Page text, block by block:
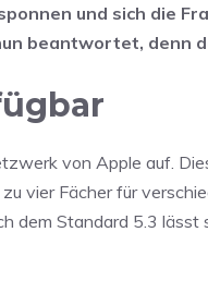
und sich die
beantwortet, denn
von Apple auf.
vier Fächer für
dem Standard 5.3 lässt